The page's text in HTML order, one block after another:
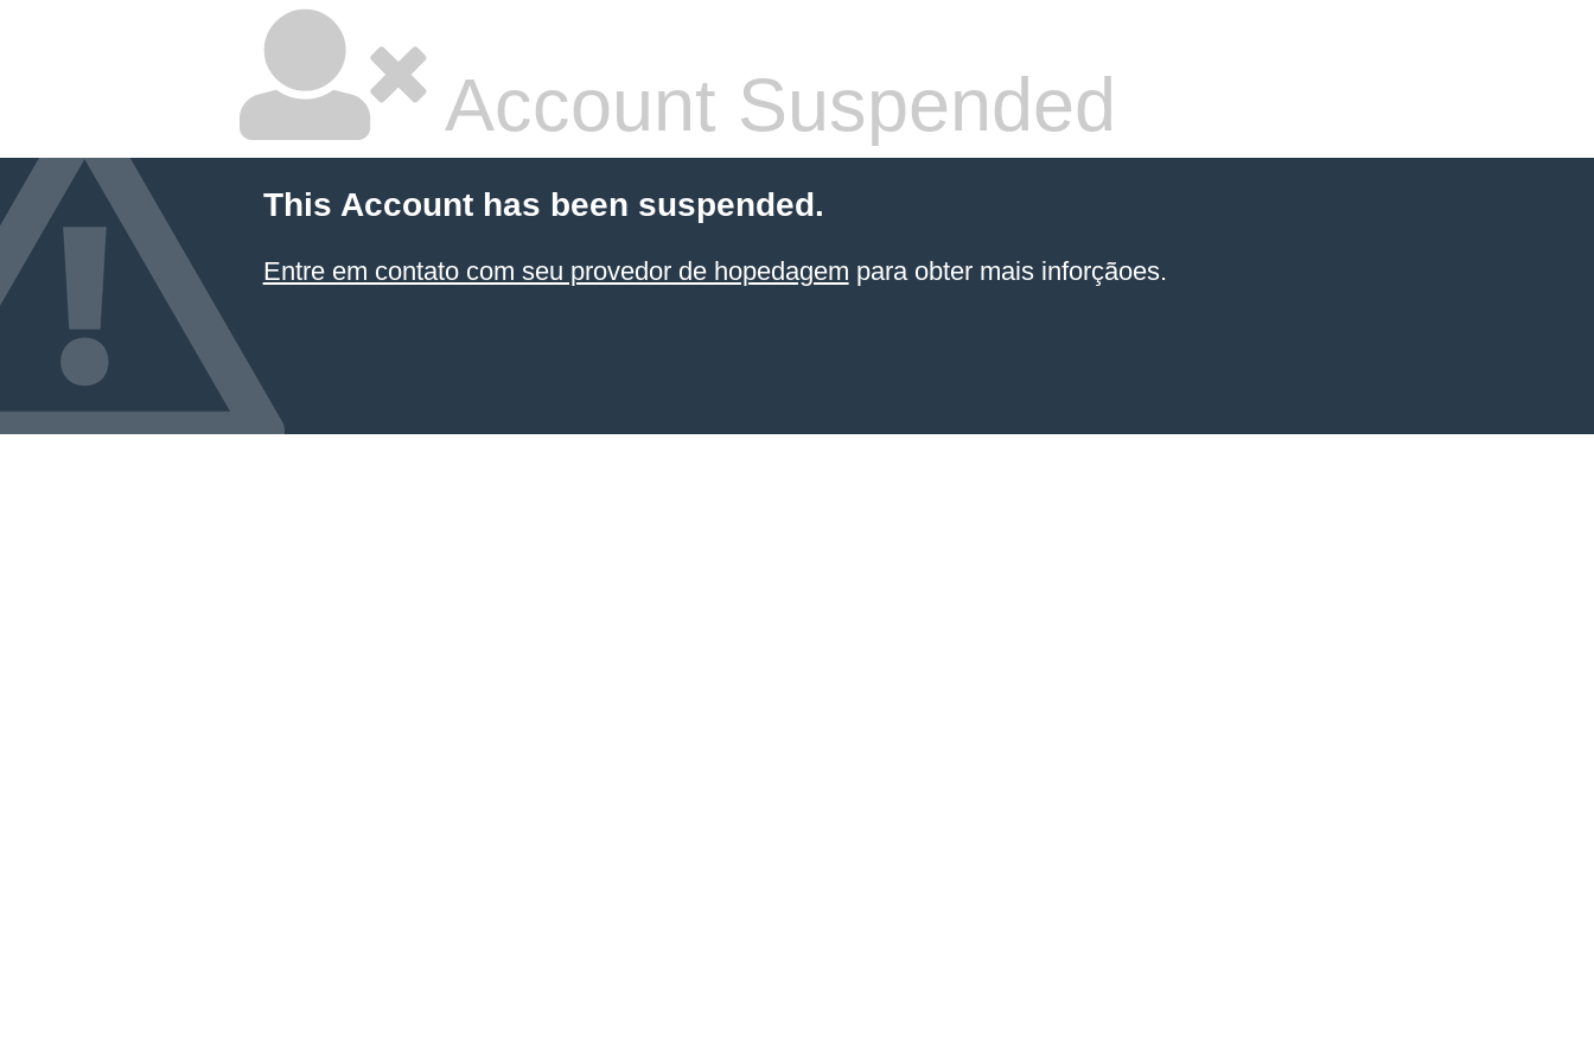
Account Suspended
This Account has been suspended.
Entre em contato com seu provedor de hopedagem para obter mais inforçãoes.